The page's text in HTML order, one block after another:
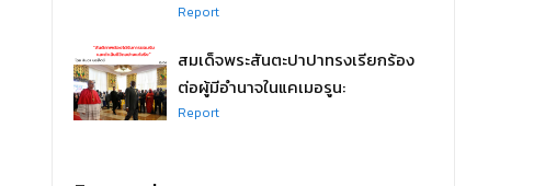
Report
สมเด็จพระสันตะปาปาทรงเรียกร้อง
ต่อผู้มีอำนาจในแคเมอรูน:
Report